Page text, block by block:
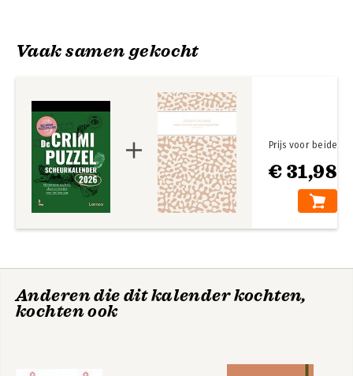
Vaak samen gekocht
€ 31,98
Prijs voor beide
Anderen die dit kalender kochten,
kochten ook